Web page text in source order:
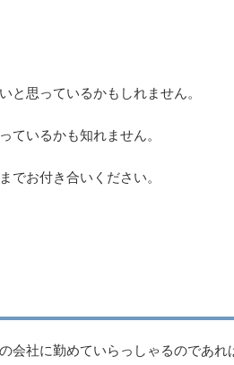
思っているかもしれません。
ているかも知れません。
でお付き合いください。
会社に勤めていらっしゃるのであれ